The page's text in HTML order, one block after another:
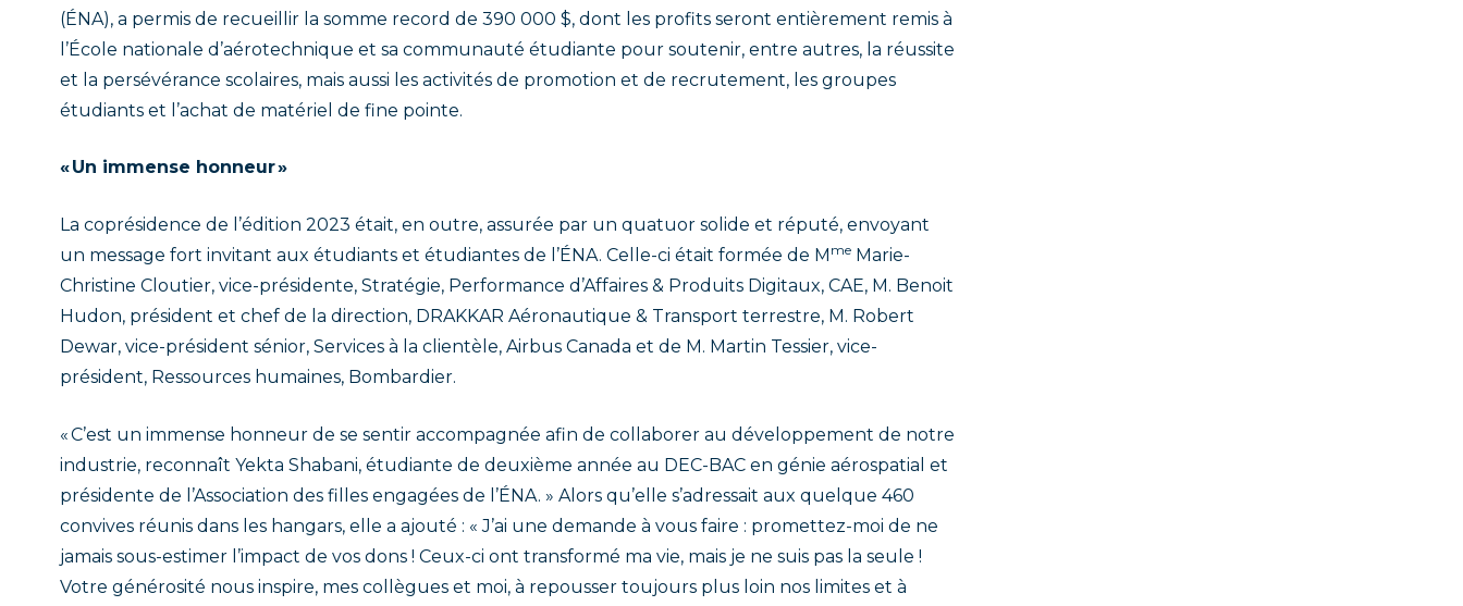
(ÉNA), a permis de recueillir la somme record de 390 000 $, dont les profits seront entièrement remis à
l’École nationale d’aérotechnique et sa communauté étudiante pour soutenir, entre autres, la réussite
et la persévérance scolaires, mais aussi les activités de promotion et de recrutement, les groupes
étudiants et l’achat de matériel de fine pointe.
« Un immense honneur »
La coprésidence de l’édition 2023 était, en outre, assurée par un quatuor solide et réputé, envoyant
un message fort invitant aux étudiants et étudiantes de l’ÉNA. Celle-ci était formée de M me Marie-
Christine Cloutier, vice-présidente, Stratégie, Performance d’Affaires & Produits Digitaux, CAE, M. Benoit
Hudon, président et chef de la direction, DRAKKAR Aéronautique & Transport terrestre, M. Robert
Dewar, vice-président sénior, Services à la clientèle, Airbus Canada et de M. Martin Tessier, vice-
président, Ressources humaines, Bombardier.
« C’est un immense honneur de se sentir accompagnée afin de collaborer au développement de notre
industrie, reconnaît Yekta Shabani, étudiante de deuxième année au DEC-BAC en génie aérospatial et
présidente de l’Association des filles engagées de l’ÉNA. » Alors qu’elle s’adressait aux quelque 460
convives réunis dans les hangars, elle a ajouté : « J’ai une demande à vous faire : promettez-moi de ne
jamais sous-estimer l’impact de vos dons ! Ceux-ci ont transformé ma vie, mais je ne suis pas la seule !
Votre générosité nous inspire, mes collègues et moi, à repousser toujours plus loin nos limites et à